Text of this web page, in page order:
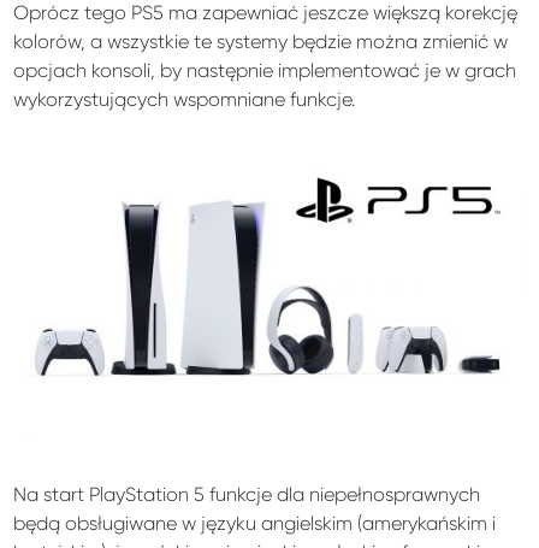
Oprócz tego PS5 ma zapewniać jeszcze większą korekcję
kolorów, a wszystkie te systemy będzie można zmienić w
opcjach konsoli, by następnie implementować je w grach
wykorzystujących wspomniane funkcje.
Na start PlayStation 5 funkcje dla niepełnosprawnych
będą obsługiwane w języku angielskim (amerykańskim i